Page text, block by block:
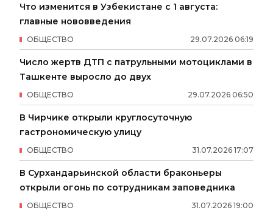
Что изменится в Узбекистане с 1 августа:
главные нововведения
29.07.2026 06:19
ОБЩЕСТВО
Число жертв ДТП с патрульными мотоциклами в
Ташкенте выросло до двух
29.07.2026 06:50
ОБЩЕСТВО
В Чирчике открыли круглосуточную
гастрономическую улицу
31.07.2026 17:07
ОБЩЕСТВО
В Сурхандарьинской области браконьеры
открыли огонь по сотрудникам заповедника
31.07.2026 19:00
ОБЩЕСТВО